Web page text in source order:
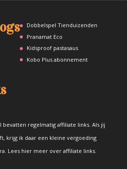
Dobbelspel Tienduizenden
Pranamat Eco
Kidsproof pastasaus
Kobo Plus abonnement
bevatten regelmatig affiliate links. Als jij
krijg ik daar een kleine vergoeding
Lees hier meer over affiliate links.